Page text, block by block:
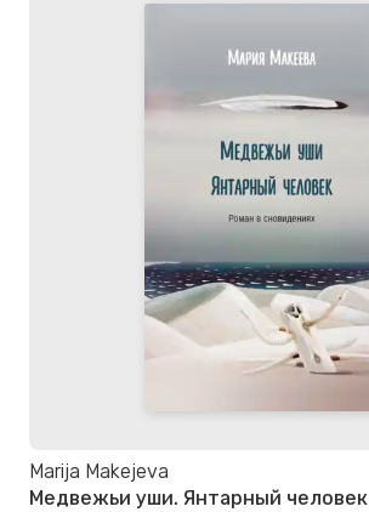
Marija Makejeva
Медвежьи уши. Янтарный человек